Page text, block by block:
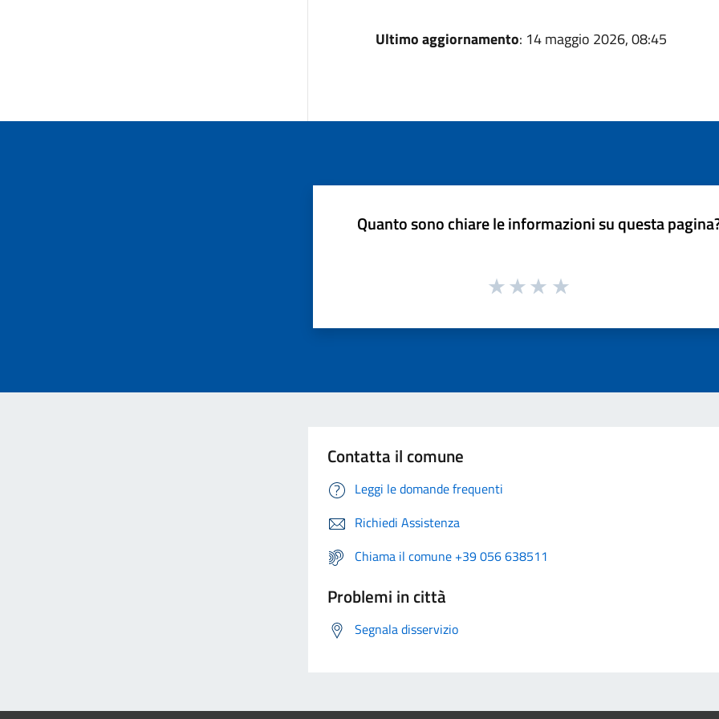
Ultimo aggiornamento: 14 maggio 2026, 08:45
Quanto sono chiare le informazioni su questa
Contatta il comune
Leggi le domande frequenti
Richiedi Assistenza
Chiama il comune +39 056 638511
Problemi in città
Segnala disservizio